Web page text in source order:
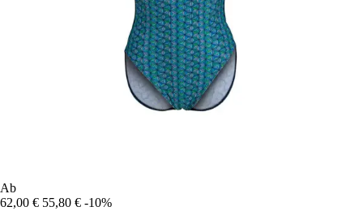
Ab
62,00 € 55,80 € -10%